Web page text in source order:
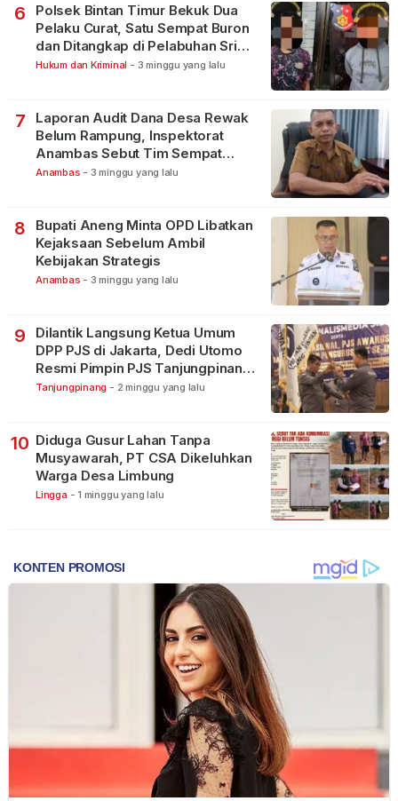
6
Polsek Bintan Timur Bekuk Dua
Pelaku Curat, Satu Sempat Buron
dan Ditangkap di Pelabuhan Sri
Bintan Pura
Hukum dan Kriminal - 3 minggu yang lalu
7
Laporan Audit Dana Desa Rewak
Belum Rampung, Inspektorat
Anambas Sebut Tim Sempat
Terbagi Tangani Kasus Lain
Anambas - 3 minggu yang lalu
8
Bupati Aneng Minta OPD Libatkan
Kejaksaan Sebelum Ambil
Kebijakan Strategis
Anambas - 3 minggu yang lalu
9
Dilantik Langsung Ketua Umum
DPP PJS di Jakarta, Dedi Utomo
Resmi Pimpin PJS Tanjungpinang-
Bintan
Tanjungpinang - 2 minggu yang lalu
10 Diduga Gusur Lahan Tanpa
Musyawarah, PT CSA Dikeluhkan
Warga Desa Limbung
Lingga - 1 minggu yang lalu